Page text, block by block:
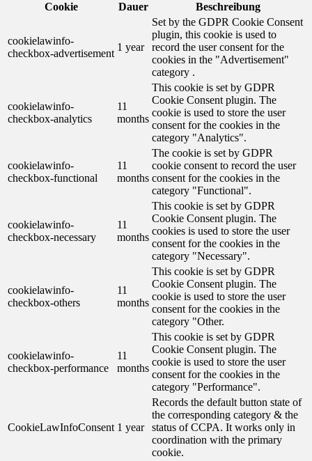
Cookie
Dauer Beschreibung
cookielawinfo-
checkbox-advertisement
1 year
Set by the GDPR Cookie Consent
plugin, this cookie is used to
record the user consent for the
cookies in the "Advertisement"
category .
cookielawinfo-
checkbox-analytics
11
months
This cookie is set by GDPR
Cookie Consent plugin. The
cookie is used to store the user
consent for the cookies in the
category "Analytics".
cookielawinfo-
checkbox-functional
11
months
The cookie is set by GDPR
cookie consent to record the user
consent for the cookies in the
category "Functional".
cookielawinfo-
checkbox-necessary
11
months
This cookie is set by GDPR
Cookie Consent plugin. The
cookies is used to store the user
consent for the cookies in the
category "Necessary".
cookielawinfo-
checkbox-others
11
months
This cookie is set by GDPR
Cookie Consent plugin. The
cookie is used to store the user
consent for the cookies in the
category "Other.
cookielawinfo-
checkbox-performance
11
months
This cookie is set by GDPR
Cookie Consent plugin. The
cookie is used to store the user
consent for the cookies in the
category "Performance".
CookieLawInfoConsent 1 year
Records the default button state of
the corresponding category & the
status of CCPA. It works only in
coordination with the primary
cookie.